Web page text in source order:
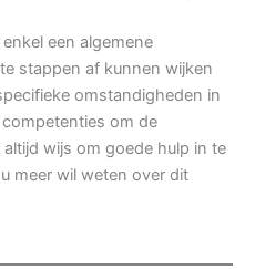
een algemene
stappen af kunnen wijken
omstandigheden in
om de
wijs om goede hulp in te
meer wil weten over dit